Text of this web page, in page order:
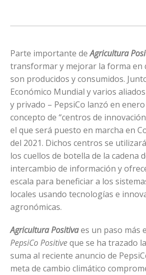
Parte importante deAgricultura
transformar y mejorar la forma en
son producidos y consumidos.
Económico Mundial y varios
y privado – PepsiCo lanzó en
concepto de “centros de
el que será puesto en marcha en
del 2021. Dichos centros se
los cuellos de botella de la cadena
intercambio de información y
escala para beneficiar a los
locales usando tecnologías e
agronómicas.
Agricultura Positivaes un paso más
PepsiCo Positiveque se ha trazado
suma al reciente anuncio de
meta de cambio climático